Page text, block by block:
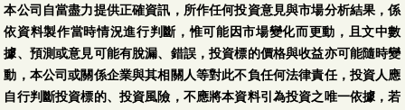
本公司自當盡力提供正確資訊，所作任何投資意見與市場分析結果，係
依資料製作當時情況進行判斷，惟可能因市場變化而更動，且文中數
據、預測或意見可能有脫漏、錯誤，投資標的價格與收益亦可能隨時變
動，本公司或關係企業與其相關人等對此不負任何法律責任，投資人應
自行判斷投資標的、投資風險，不應將本資料引為投資之唯一依據，若